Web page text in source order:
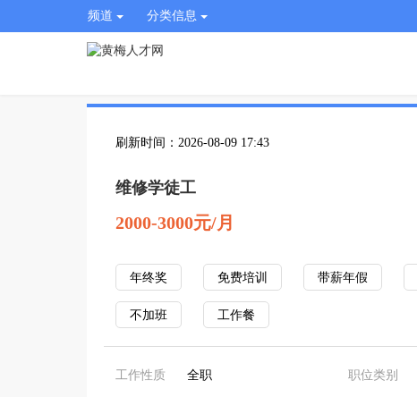
频道 分类信息
刷新时间：2026-08-09 17:43
维修学徒工
2000-3000元/月
年终奖 免费培训 带薪年假
不加班 工作餐
工作性质 全职 职位类别